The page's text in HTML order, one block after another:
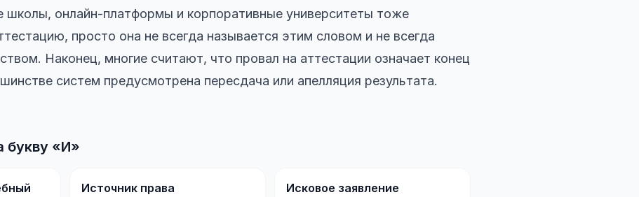
школы, онлайн-платформы и корпоративные университеты тоже
просто она не всегда называется этим словом и не всегда
Наконец, многие считают, что провал на аттестации означает конец
систем предусмотрена пересдача или апелляция результата.
букву «И»
Источник права Исковое заявление